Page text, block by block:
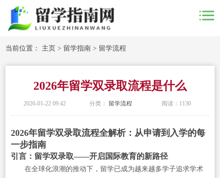
当前位置： 主页 > 留学指南 > 留学流程
2026年留学双录取流程是什么
2026-01-22 09:42 分类： 留学流程 阅读： 1130
2026年留学双录取流程全解析：从申请到入学的每
一步指南
引言：留学双录取——开启国际教育的新路径
在全球化浪潮的推动下，留学已成为越来越多学子追求学术